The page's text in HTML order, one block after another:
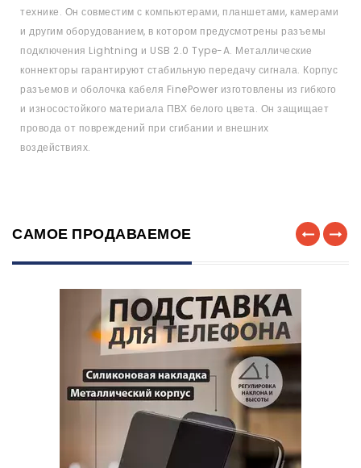
технике. Он совместим с компьютерами, планшетами, камерами
и другим оборудованием, в котором предусмотрены разъемы
подключения Lightning и USB 2.0 Type-A. Металлические
коннекторы гарантируют стабильную передачу сигнала. Корпус
разъемов и оболочка кабеля FinePower изготовлены из гибкого
и износостойкого материала ПВХ белого цвета. Он защищает
провода от повреждений при сгибании и внешних
воздействиях.
САМОЕ ПРОДАВАЕМОЕ